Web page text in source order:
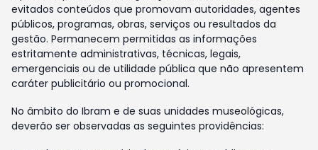
evitados conteúdos que promovam autoridades, agentes
públicos, programas, obras, serviços ou resultados da
gestão. Permanecem permitidas as informações
estritamente administrativas, técnicas, legais,
emergenciais ou de utilidade pública que não apresentem
caráter publicitário ou promocional.
No âmbito do Ibram e de suas unidades museológicas,
deverão ser observadas as seguintes providências: